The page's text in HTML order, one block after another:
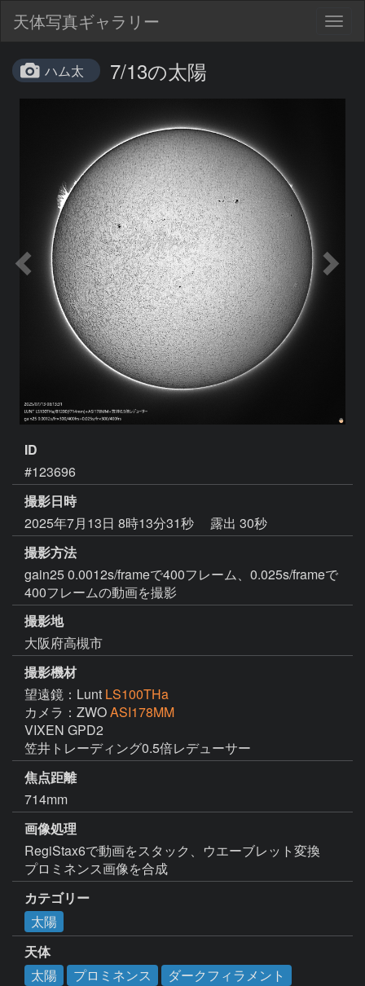
天体写真ギャラリー
ハム太 7/13の太陽
ID
#123696
撮影日時
2025年7月13日 8時13分31秒
露出 30秒
撮影方法
gain25 0.0012s/frameで400フレーム、0.025s/frameで
400フレームの動画を撮影
撮影地
大阪府高槻市
撮影機材
望遠鏡：Lunt LS100THa
カメラ：ZWOASI178MM
VIXEN GPD2
笠井トレーディング0.5倍レデューサー
焦点距離
714mm
画像処理
RegiStax6で動画をスタック、ウエーブレット変換
プロミネンス画像を合成
カテゴリー
太陽
天体
太陽
プロミネンス ダークフィラメント